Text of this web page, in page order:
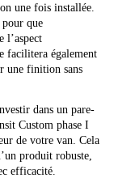
une fois installée.
que
l’aspect
facilitera également
une finition sans
dans un pare-
Custom phase I
de votre van. Cela
produit robuste,
efficacité.